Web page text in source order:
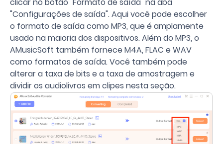
"Configurações de saída". Aqui você pode escolher
o formato de saída como MP3, que é amplamente
usado na maioria dos dispositivos. Além do MP3, o
AMusicSoft também fornece M4A, FLAC e WAV
como formatos de saída. Você também pode
alterar a taxa de bits e a taxa de amostragem e
dividir os audiolivros em clipes nesta seção.